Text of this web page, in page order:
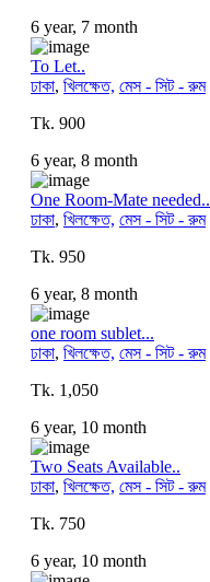
6 year, 7 month
To Let..
ঢাকা, খিলক্ষেত, মেস - সিট - রুম
Tk. 900
6 year, 8 month
One Room-Mate needed..
ঢাকা, খিলক্ষেত, মেস - সিট - রুম
Tk. 950
6 year, 8 month
one room sublet...
ঢাকা, খিলক্ষেত, মেস - সিট - রুম
Tk. 1,050
6 year, 10 month
Two Seats Available..
ঢাকা, খিলক্ষেত, মেস - সিট - রুম
Tk. 750
6 year, 10 month